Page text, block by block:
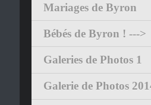
Mariages de Byron
Bébés de Byron ! --->
Galeries de Photos 1
Galerie de Photos